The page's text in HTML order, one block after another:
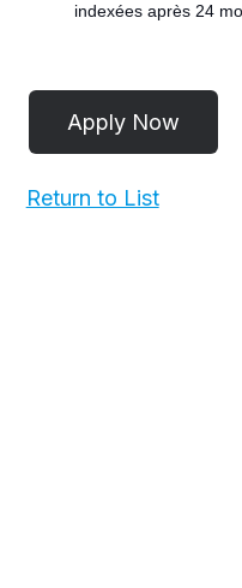
indexées après 24
Return to List